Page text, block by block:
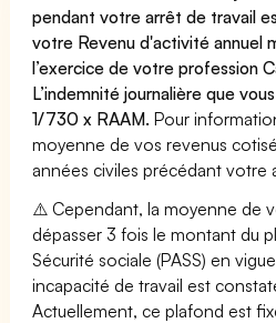
pendant votre arrêt de travail
votre Revenu d'activité annuel
l’exercice de votre profession
L’indemnité journalière que
1/730 x RAAM. Pour
moyenne de vos revenus
années civiles précédant votre
⚠️ Cependant, la moyenne de
dépasser 3 fois le montant du
Sécurité sociale (PASS) en
incapacité de travail est
Actuellement, ce plafond est